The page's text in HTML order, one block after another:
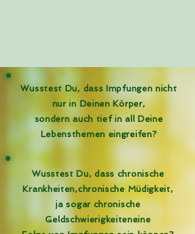
Wusstest Du, dass Impfungen nicht
nur in Deinen Körper,
sondern auch tief in all Deine
Lebensthemen eingreifen?
Wusstest Du, dass chronische
Krankheiten,chronische Müdigkeit,
ja sogar chronische
Geldschwierigkeiteneine